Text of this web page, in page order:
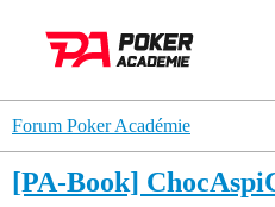
Forum Poker Académie
[PA-Book]